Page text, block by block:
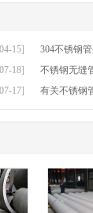
15] 304不锈钢
18] 不锈钢无缝
17] 有关不锈钢